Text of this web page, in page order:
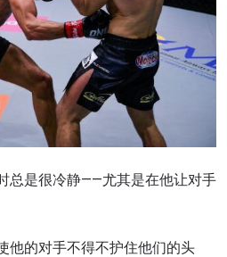
总是很冷静——尤其是在他让对手
他的对手不得不护住他们的头